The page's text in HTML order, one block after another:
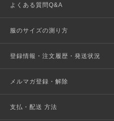
よくある質問Q&A
服のサイズの測り方
登録情報・注文履歴・発送状況
メルマガ登録・解除
支払・配送 方法